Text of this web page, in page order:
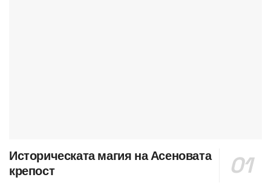
Историческата магия на Асеновата
крепост